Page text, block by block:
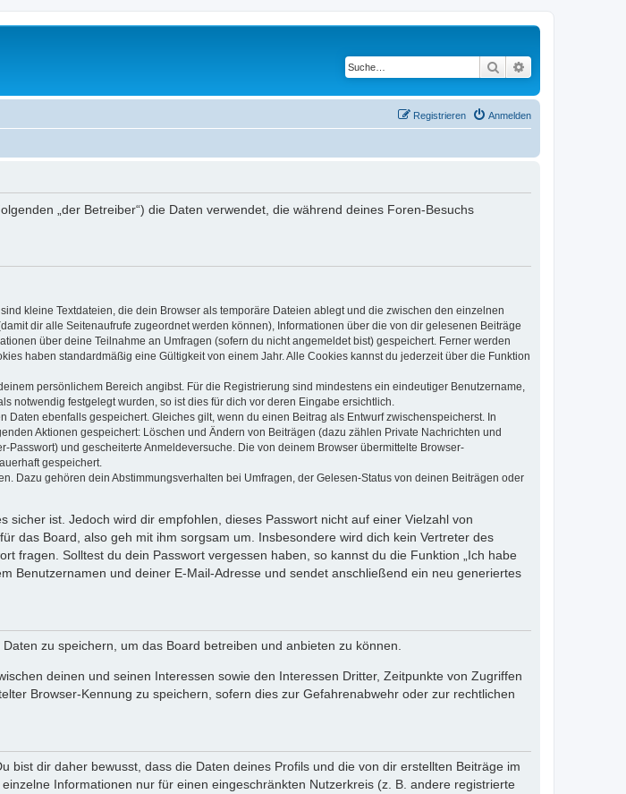
Suche
Anmelden
Registrieren
„der Betreiber“) die Daten verwendet, die während deines Foren-Besuchs
kleine Textdateien, die dein Browser als temporäre Dateien ablegt und die zwischen den einzelnen
dir alle Seitenaufrufe zugeordnet werden können), Informationen über die von dir gelesenen Beiträge
über deine Teilnahme an Umfragen (sofern du nicht angemeldet bist) gespeichert. Ferner werden
haben standardmäßig eine Gültigkeit von einem Jahr. Alle Cookies kannst du jederzeit über die Funktion
persönlichem Bereich angibst. Für die Registrierung sind mindestens ein eindeutiger Benutzername,
notwendig festgelegt wurden, so ist dies für dich vor deren Eingabe ersichtlich.
ebenfalls gespeichert. Gleiches gilt, wenn du einen Beitrag als Entwurf zwischenspeicherst. In
Aktionen gespeichert: Löschen und Ändern von Beiträgen (dazu zählen Private Nachrichten und
und gescheiterte Anmeldeversuche. Die von deinem Browser übermittelte Browser-
gespeichert.
Dazu gehören dein Abstimmungsverhalten bei Umfragen, der Gelesen-Status von deinen Beiträgen oder
ist. Jedoch wird dir empfohlen, dieses Passwort nicht auf einer Vielzahl von
das Board, also geh mit ihm sorgsam um. Insbesondere wird dich kein Vertreter des
fragen. Solltest du dein Passwort vergessen haben, so kannst du die Funktion „Ich habe
Benutzernamen und deiner E-Mail-Adresse und sendet anschließend ein neu generiertes
zu speichern, um das Board betreiben und anbieten zu können.
deinen und seinen Interessen sowie den Interessen Dritter, Zeitpunkte von Zugriffen
Browser-Kennung zu speichern, sofern dies zur Gefahrenabwehr oder zur rechtlichen
dir daher bewusst, dass die Daten deines Profils und die von dir erstellten Beiträge im
Informationen nur für einen eingeschränkten Nutzerkreis (z. B. andere registrierte